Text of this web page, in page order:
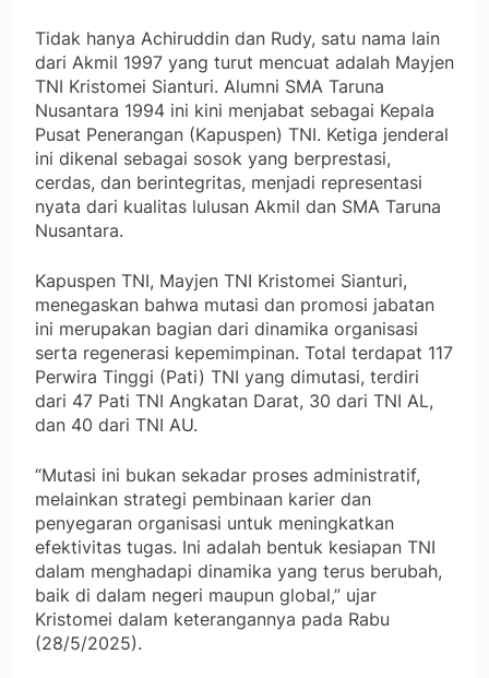
Tidak hanya Achiruddin dan Rudy, satu nama lain
dari Akmil 1997 yang turut mencuat adalah Mayjen
TNI Kristomei Sianturi. Alumni SMA Taruna
Nusantara 1994 ini kini menjabat sebagai Kepala
Pusat Penerangan (Kapuspen) TNI. Ketiga jenderal
ini dikenal sebagai sosok yang berprestasi,
cerdas, dan berintegritas, menjadi representasi
nyata dari kualitas lulusan Akmil dan SMA Taruna
Nusantara.
Kapuspen TNI, Mayjen TNI Kristomei Sianturi,
menegaskan bahwa mutasi dan promosi jabatan
ini merupakan bagian dari dinamika organisasi
serta regenerasi kepemimpinan. Total terdapat 117
Perwira Tinggi (Pati) TNI yang dimutasi, terdiri
dari 47 Pati TNI Angkatan Darat, 30 dari TNI AL,
dan 40 dari TNI AU.
“Mutasi ini bukan sekadar proses administratif,
melainkan strategi pembinaan karier dan
penyegaran organisasi untuk meningkatkan
efektivitas tugas. Ini adalah bentuk kesiapan TNI
dalam menghadapi dinamika yang terus berubah,
baik di dalam negeri maupun global,” ujar
Kristomei dalam keterangannya pada Rabu
(28/5/2025).